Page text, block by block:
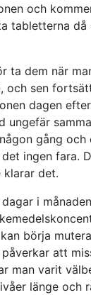
och
tabletterna
ta dem när
och sen
dagen
ungefär
gång
ingen fara.
det.
i
börja
att
man varit
länge och